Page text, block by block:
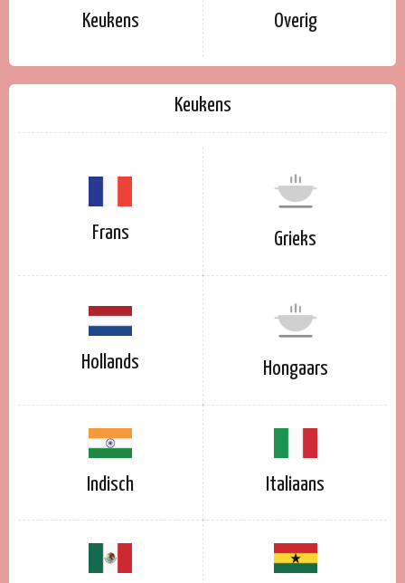
Keukens Overig
Keukens
Frans Grieks
Hollands Hongaars
Indisch Italiaans